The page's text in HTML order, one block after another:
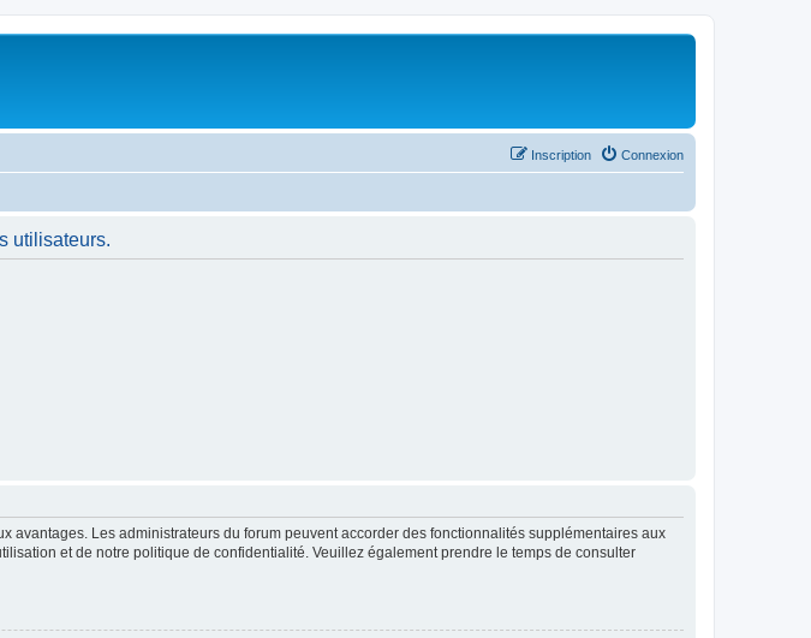
Connexion
Inscription
utilisateurs.
avantages. Les administrateurs du forum peuvent accorder des fonctionnalités supplémentaires aux
et de notre politique de confidentialité. Veuillez également prendre le temps de consulter